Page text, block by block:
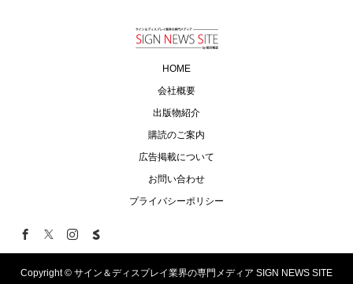
HOME
会社概要
出版物紹介
購読のご案内
広告掲載について
お問い合わせ
プライバシーポリシー
Copyright © サイン＆ディスプレイ業界の専門メディア SIGN NEWS SITE